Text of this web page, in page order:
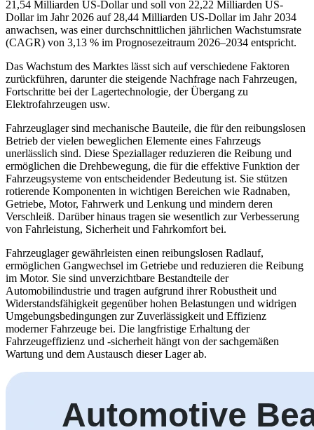
21,54 Milliarden US-Dollar und soll von 22,22 Milliarden US-
Dollar im Jahr 2026 auf 28,44 Milliarden US-Dollar im Jahr 2034
anwachsen, was einer durchschnittlichen jährlichen Wachstumsrate
(CAGR) von 3,13 % im Prognosezeitraum 2026–2034 entspricht.
Das Wachstum des Marktes lässt sich auf verschiedene Faktoren
zurückführen, darunter die steigende Nachfrage nach Fahrzeugen,
Fortschritte bei der Lagertechnologie, der Übergang zu
Elektrofahrzeugen usw.
Fahrzeuglager sind mechanische Bauteile, die für den reibungslosen
Betrieb der vielen beweglichen Elemente eines Fahrzeugs
unerlässlich sind. Diese Speziallager reduzieren die Reibung und
ermöglichen die Drehbewegung, die für die effektive Funktion der
Fahrzeugsysteme von entscheidender Bedeutung ist. Sie stützen
rotierende Komponenten in wichtigen Bereichen wie Radnaben,
Getriebe, Motor, Fahrwerk und Lenkung und mindern deren
Verschleiß. Darüber hinaus tragen sie wesentlich zur Verbesserung
von Fahrleistung, Sicherheit und Fahrkomfort bei.
Fahrzeuglager gewährleisten einen reibungslosen Radlauf,
ermöglichen Gangwechsel im Getriebe und reduzieren die Reibung
im Motor. Sie sind unverzichtbare Bestandteile der
Automobilindustrie und tragen aufgrund ihrer Robustheit und
Widerstandsfähigkeit gegenüber hohen Belastungen und widrigen
Umgebungsbedingungen zur Zuverlässigkeit und Effizienz
moderner Fahrzeuge bei. Die langfristige Erhaltung der
Fahrzeugeffizienz und -sicherheit hängt von der sachgemäßen
Wartung und dem Austausch dieser Lager ab.